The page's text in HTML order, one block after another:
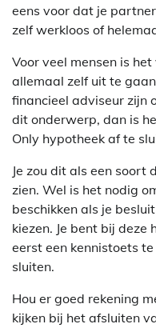
eens voor dat je
zelf werkloos of
Voor veel mensen is
allemaal zelf uit te
financieel adviseur zijn
dit onderwerp, dan is
Only hypotheek af te
Je zou dit als een soort
zien. Wel is het nodig
beschikken als je
kiezen. Je bent bij
eerst een kennistoets
sluiten.
Hou er goed rekening
kijken bij het afsluiten